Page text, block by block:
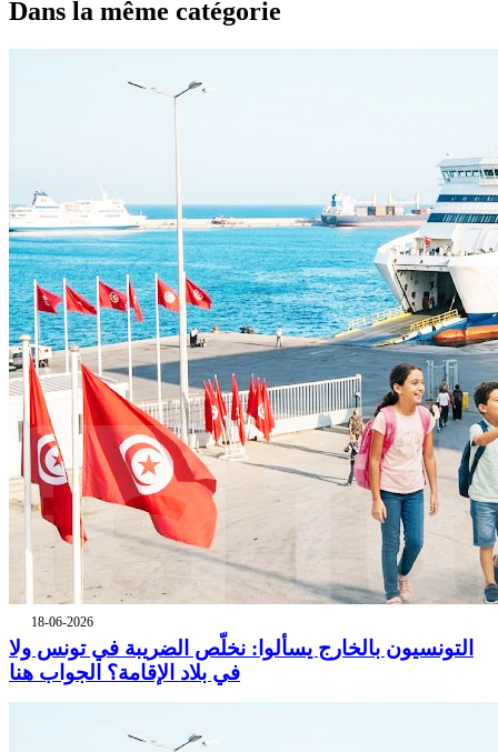
Dans la même catégorie
18-06-2026
التونسيون بالخارج يسألوا: نخلّص الضريبة في تونس ولا
في بلاد الإقامة؟ الجواب هنا